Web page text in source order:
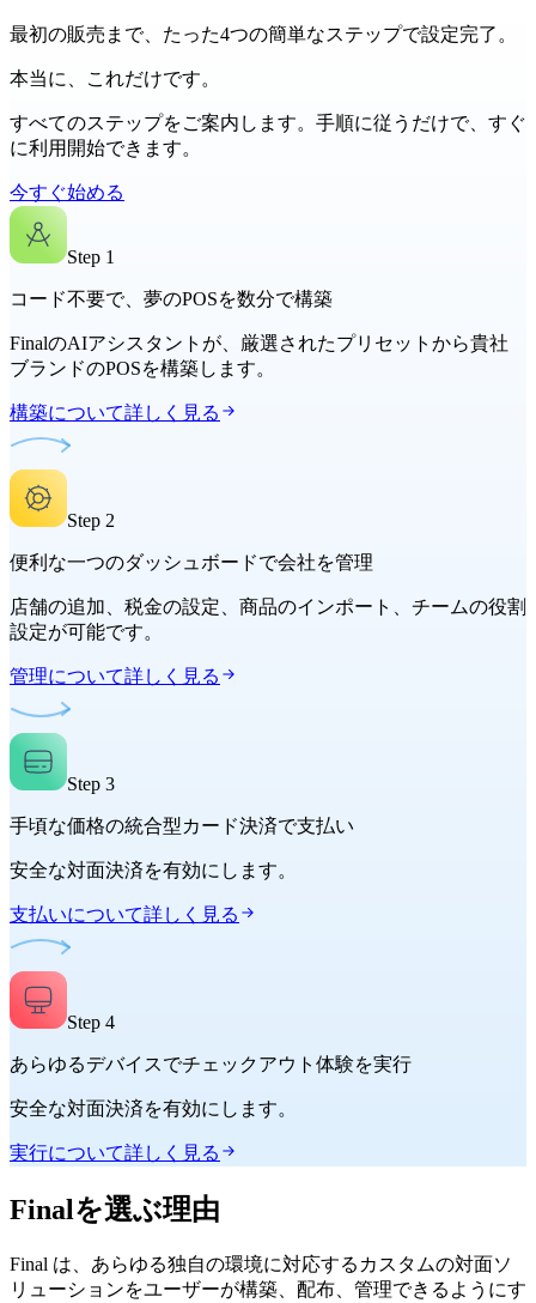
最初の販売まで、たった4つの簡単なステップで設定完了。
本当に、これだけです。
すべてのステップをご案内します。手順に従うだけで、すぐ
に利用開始できます。
今すぐ始める
Step 1
コード不要で、夢のPOSを数分で構築
FinalのAIアシスタントが、厳選されたプリセットから貴社
ブランドのPOSを構築します。
構築について詳しく見る
Step 2
便利な一つのダッシュボードで会社を管理
店舗の追加、税金の設定、商品のインポート、チームの役割
設定が可能です。
管理について詳しく見る
Step 3
手頃な価格の統合型カード決済で支払い
安全な対面決済を有効にします。
支払いについて詳しく見る
Step 4
あらゆるデバイスでチェックアウト体験を実行
安全な対面決済を有効にします。
実行について詳しく見る
Finalを選ぶ理由
Final は、あらゆる独自の環境に対応するカスタムの対面ソ
リューションをユーザーが構築、配布、管理できるようにす